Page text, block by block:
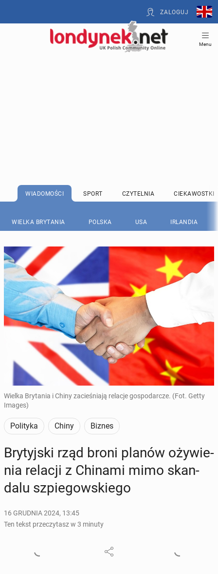
ZALOGUJ
Menu
WIADOMOŚCI SPORT CZYTELNIA CIEKAWOSTKI
WIELKA BRYTANIA POLSKA USA IRLANDIA
Wielka Brytania i Chiny zacieśniają relacje gospodarcze. (Fot. Getty
Images)
Polityka Chiny Biznes
Bry­tyj­ski rząd broni planów oży­wie­
nia relacji z Chinami mimo skan­
da­lu szpie­gow­skie­go
16 GRUDNIA 2024, 13:45
Ten tekst przeczytasz w 3 minuty